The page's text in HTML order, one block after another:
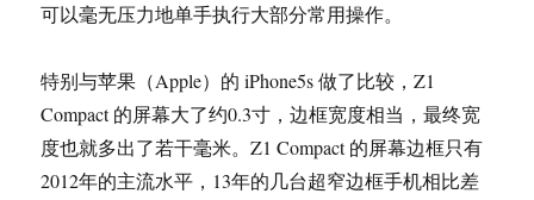
可以毫无压力地单手执行大部分常用操作。
特别与苹果（Apple）的 iPhone5s 做了比较，Z1
Compact 的屏幕大了约0.3寸，边框宽度相当，最终宽
度也就多出了若干毫米。Z1 Compact 的屏幕边框只有
2012年的主流水平，13年的几台超窄边框手机相比差